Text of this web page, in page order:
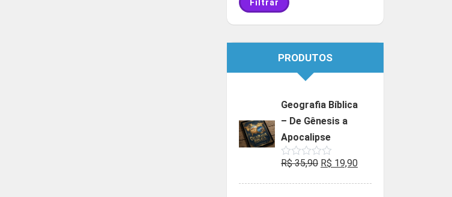
Filtrar
PRODUTOS
Geografia Bíblica
– De Gênesis a
Apocalipse
Avaliação
de
R$35,90 O
R$ 19,90O